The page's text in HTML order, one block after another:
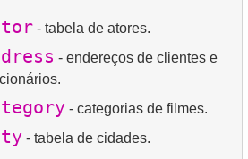
- tabela de atores.
- endereços de clientes e
- categorias de filmes.
- tabela de cidades.